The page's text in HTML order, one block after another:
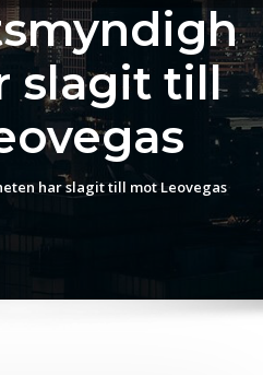
slagit till
har slagit till mot Leovegas